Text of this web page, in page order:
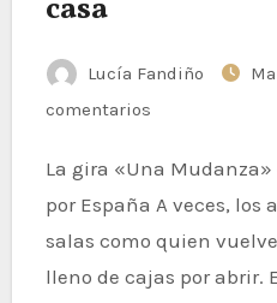
casa
Lucía Fandiño
comentarios
La gira «Una Mudanza» continúa su recorrido
por España A veces, los
salas como quien
lleno de cajas por abrir.